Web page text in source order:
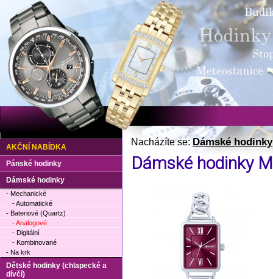
Nacházíte se:Dámské hodinky
Dámské hodinky
AKČNÍ NABÍDKA
Pánské hodinky
Dámské hodinky
- Mechanické
- Automatické
- Bateriové (Quartz)
- Analogové
- Digitální
- Kombinované
- Na krk
Dětské hodinky (chlapecké a
dívčí)